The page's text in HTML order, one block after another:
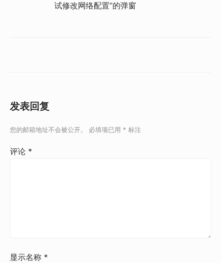
试修改网络配置”的弹窗
发表回复
您的邮箱地址不会被公开。 必填项已用 * 标注
评论 *
显示名称 *